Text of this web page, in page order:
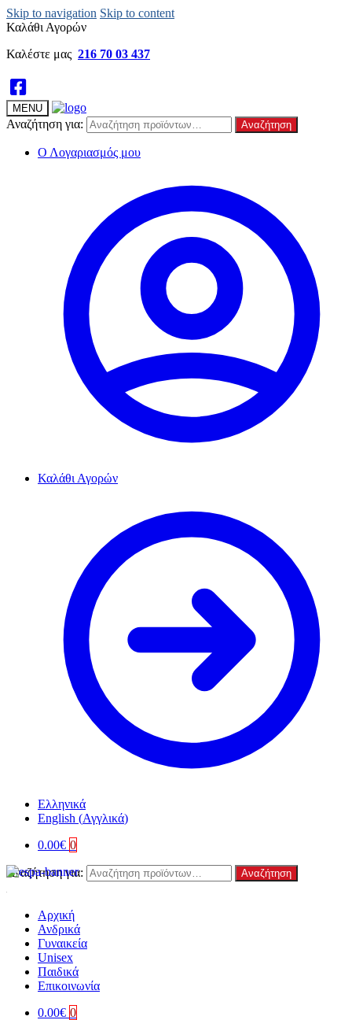
Skip to navigation Skip to content
Καλάθι Αγορών
Καλέστε μας 216 70 03 437
MENU
Αναζήτηση για: Αναζήτηση
Ο Λογαριασμός μου
Καλάθι Αγορών
Ελληνικά
English (Αγγλικά)
0.00€ 0
Αναζήτηση για: Αναζήτηση
Αρχική
Ανδρικά
Γυναικεία
Unisex
Παιδικά
Επικοινωνία
0.00€ 0